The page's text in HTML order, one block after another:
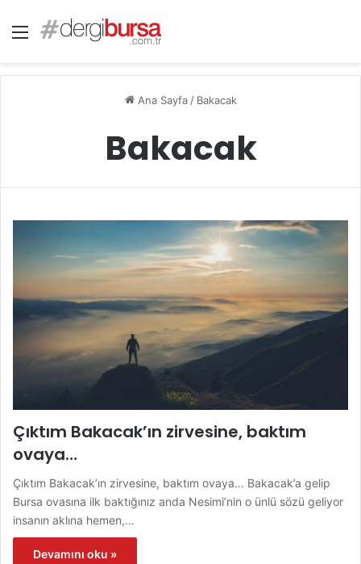
Menü
Ana Sayfa / Bakacak
Bakacak
Çıktım Bakacak’ın zirvesine, baktım
ovaya…
Çıktım Bakacak’ın zirvesine, baktım ovaya… Bakacak’a gelip
Bursa ovasına ilk baktığınız anda Nesimi’nin o ünlü sözü geliyor
insanın aklına hemen,…
Devamını oku »